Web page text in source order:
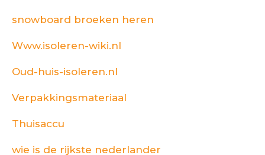
snowboard broeken heren
Www.isoleren-wiki.nl
Oud-huis-isoleren.nl
Verpakkingsmateriaal
Thuisaccu
wie is de rijkste nederlander